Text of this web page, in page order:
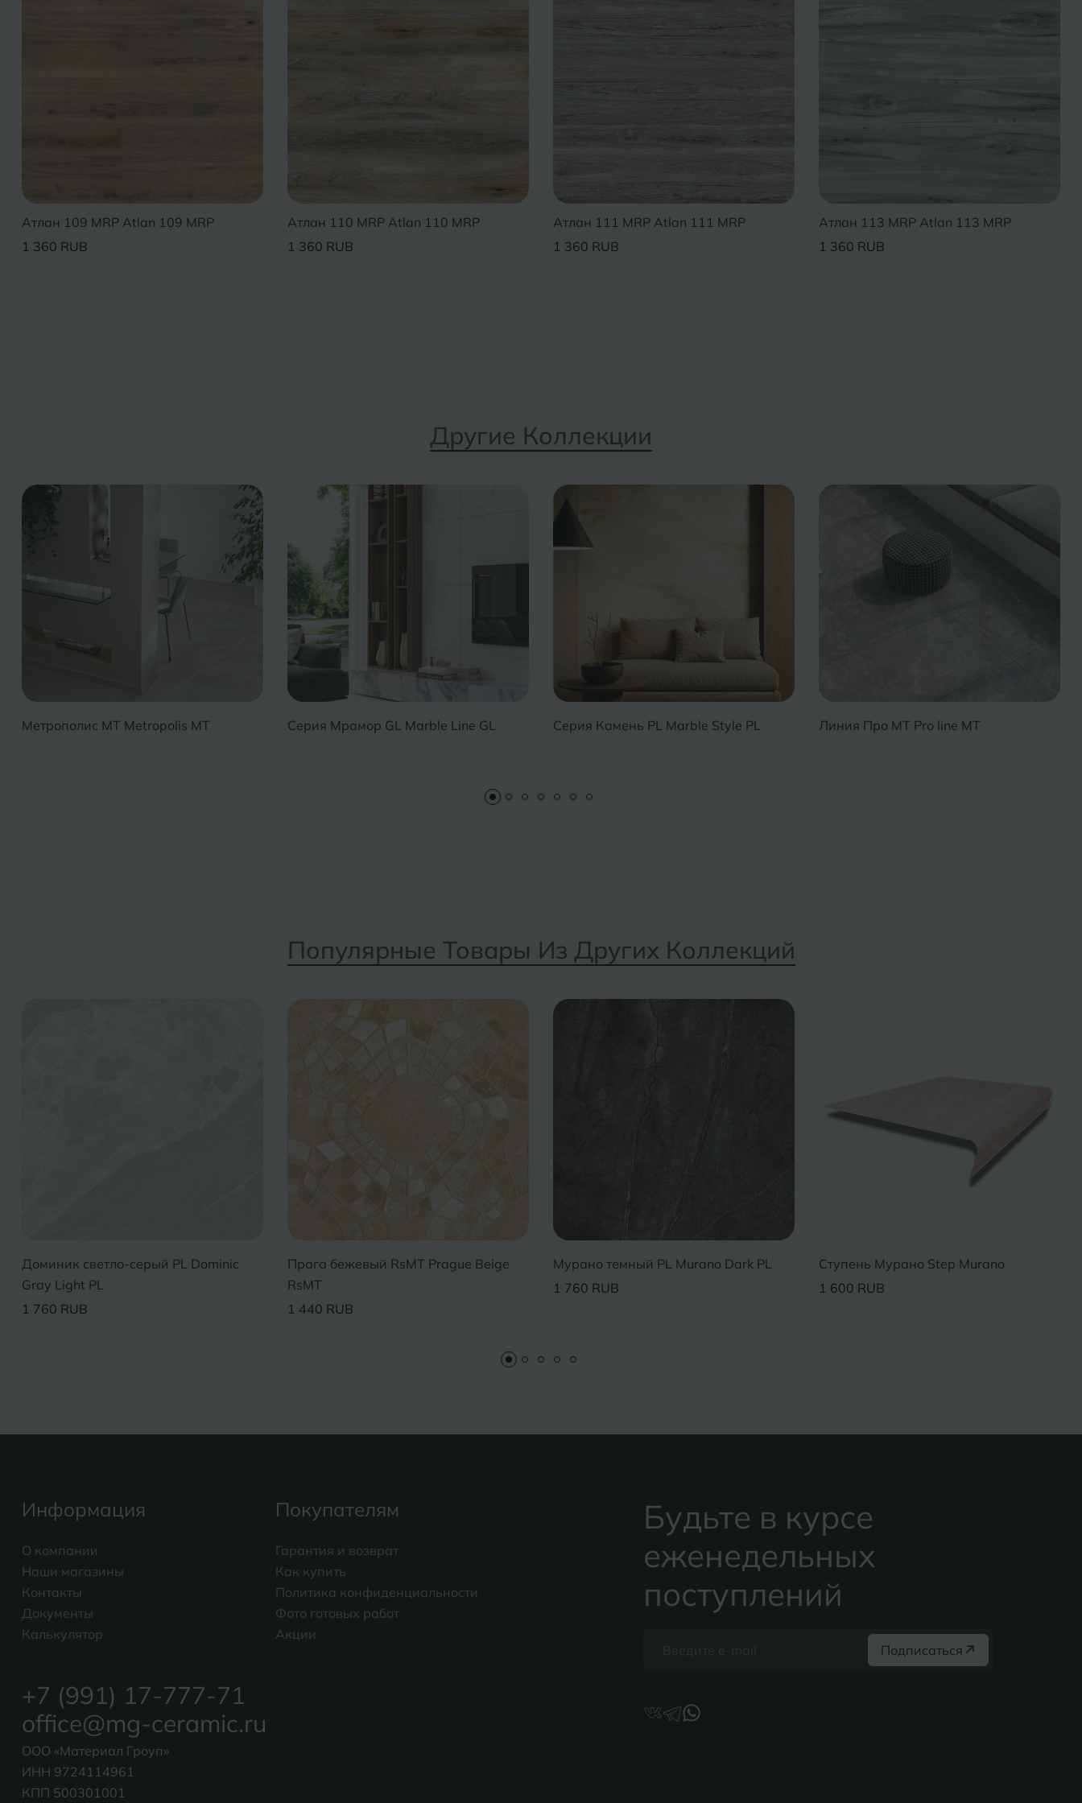
Атлан 109 MRP Atlan 109 MRP
1 360 RUB
Атлан 110 MRP Atlan 110 MRP
1 360 RUB
Атлан 111 MRP Atlan 111 MRP
1 360 RUB
Атлан 113 MRP Atlan 113 MRP
1 360 RUB
Другие Коллекции
Метрополис MT Metropolis MT Серия Мрамор GL Marble Line GL Серия Камень PL Marble Style PL Линия Про MT Pro line MT
Популярные Товары Из Других Коллекций
Доминик светло-серый PL Dominic
Gray Light PL
1 760 RUB
Прага бежевый RsMT Prague Beige
RsMT
1 440 RUB
Мурано темный PL Murano Dark PL
1 760 RUB
Ступень Мурано Step Murano
1 600 RUB
Информация
О компании
Наши магазины
Контакты
Документы
Калькулятор
Покупателям
Гарантия и возврат
Как купить
Политика конфиденциальности
Фото готовых работ
Акции
+7 (991) 17-777-71
office@mg-ceramic.ru
ООО «Материал Гроуп»
ИНН 9724114961
КПП 500301001
Будьте в курсе
еженедельных
поступлений
Подписаться